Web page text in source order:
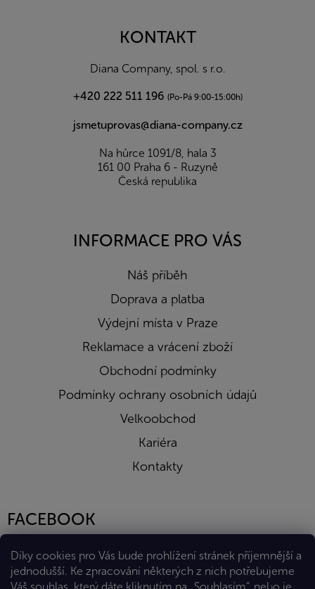
Díky cookies pro Vás bude prohlížení stránek příjemnější a
jednodušší. Ke zpracování některých z nich potřebujeme
KONTAKT
Diana Company, spol. s r.o.
+420 222 511 196 (Po-Pá 9:00-15:00h)
jsmetuprovas@diana-company.cz
Na hůrce 1091/8, hala 3
161 00 Praha 6 - Ruzyně
Česká republika
INFORMACE PRO VÁS
Náš příběh
Doprava a platba
Výdejní místa v Praze
Reklamace a vrácení zboží
Obchodní podmínky
Podmínky ochrany osobních údajů
Velkoobchod
Kariéra
Kontakty
FACEBOOK